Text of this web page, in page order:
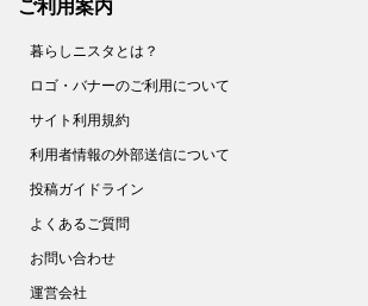
ご利用案内
暮らしニスタとは？
ロゴ・バナーのご利用について
サイト利用規約
利用者情報の外部送信について
投稿ガイドライン
よくあるご質問
お問い合わせ
運営会社